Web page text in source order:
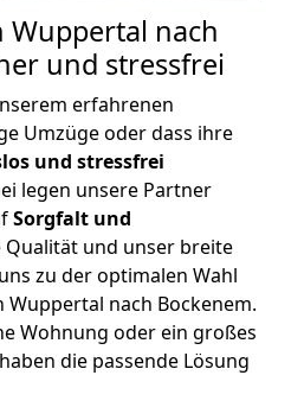
Wuppertal nach
und stressfrei
erfahrenen
Umzüge oder dass ihre
und stressfrei
legen unsere Partner
Sorgfalt und
Qualität und unser breite
zu der optimalen Wahl
nach Bockenem.
Wohnung oder ein großes
die passende Lösung